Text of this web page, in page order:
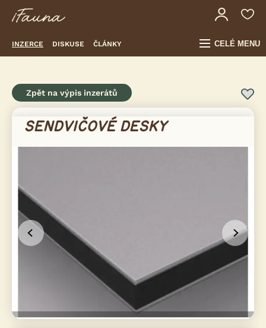
INZERCE DISKUSE ČLÁNKY CELÉ MENU
Zpět na výpis inzerátů
SENDVIČOVÉ DESKY